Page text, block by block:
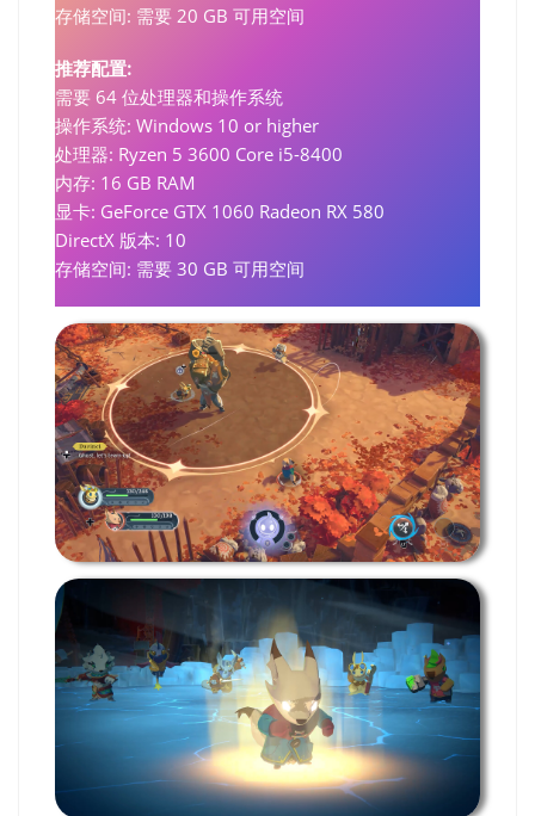
存储空间: 需要 20 GB 可用空间
推荐配置:
需要 64 位处理器和操作系统
操作系统: Windows 10 or higher
处理器: Ryzen 5 3600 Core i5-8400
内存: 16 GB RAM
显卡: GeForce GTX 1060 Radeon RX 580
DirectX 版本: 10
存储空间: 需要 30 GB 可用空间